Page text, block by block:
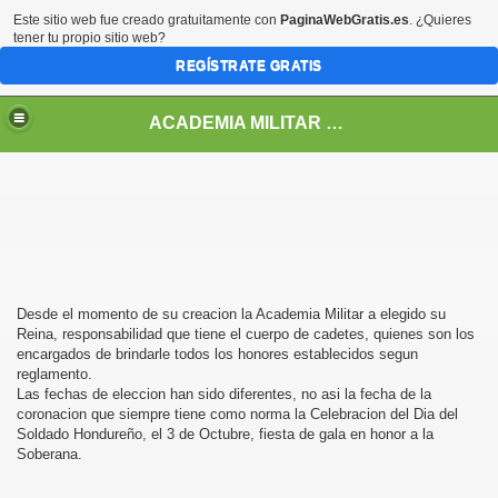
ACADEMIA MILITAR DE HONDURAS GENERAL FRANCISCO MORAZAN
Desde el momento de su creacion la Academia Militar a elegido su
Reina, responsabilidad que tiene el cuerpo de cadetes, quienes son los
encargados de brindarle todos los honores establecidos segun
reglamento.
Las fechas de eleccion han sido diferentes, no asi la fecha de la
coronacion que siempre tiene como norma la Celebracion del Dia del
Soldado Hondureño, el 3 de Octubre, fiesta de gala en honor a la
Soberana.
Este sitio web fue creado gratuitamente con PaginaWebGratis.es. ¿Quieres
tener tu propio sitio web?
REGÍSTRATE GRATIS